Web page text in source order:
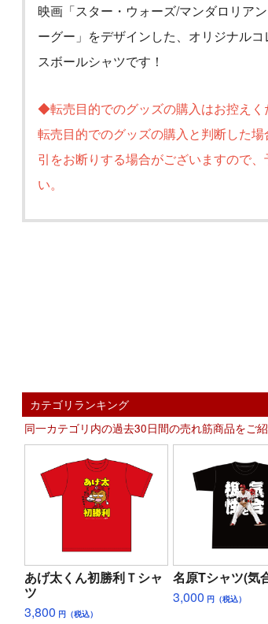
映画「スター・ウォーズ/マンダロリア
ーグー」をデザインした、オリジナル
スボールシャツです！
◆転売目的でのグッズの購入はお控えく
転売目的でのグッズの購入と判断した
引をお断りする場合がございますので、
い。
カテゴリランキング
同一カテゴリ内の過去30日間の売れ筋商品をご
あげ太くん初勝利Ｔシャ
ツ
3,800 円（税込）
名原Tシャツ(気
3,000 円（税込）